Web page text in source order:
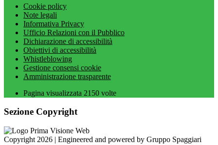
Cookie policy
Note legali
Informativa Privacy
Ufficio Relazioni con il Pubblico
Dichiarazione di accessibilità
Obiettivi di accessibilità
Whistleblowing
Gestione consensi cookie
Amministrazione trasparente
Pagina visualizzata 2150 volte
Sezione Copyright
Copyright 2026 | Engineered and powered by Gruppo Spaggiari